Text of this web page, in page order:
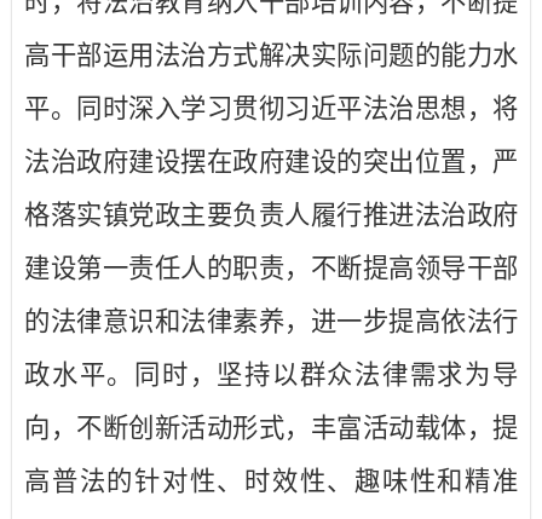
高干部运用法治方式解决实际问题的能力水
平。同时深入学习贯彻习近平法治思想，将
法治政府建设摆在政府建设的突出位置，严
格落实镇党政主要负责人履行推进法治政府
建设第一责任人的职责，不断提高领导干部
的法律意识和法律素养，进一步提高依法行
政水平。同时，坚持以群众法律需求为导
向，不断创新活动形式，丰富活动载体，提
高普法的针对性、时效性、趣味性和精准